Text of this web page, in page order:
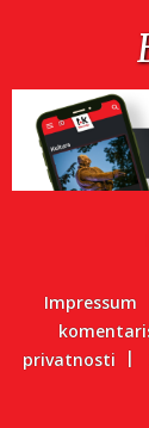
Impressum
privatnosti